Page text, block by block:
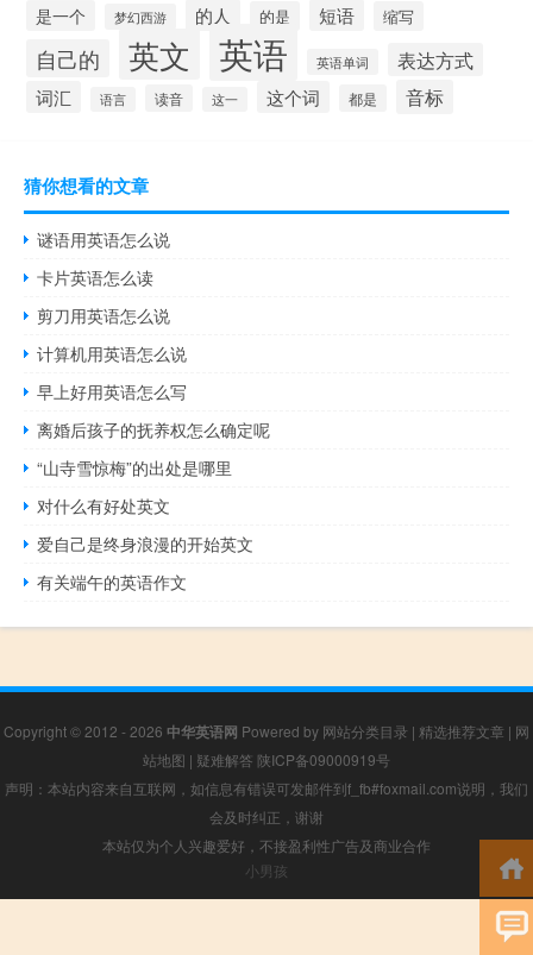
是一个 梦幻西游 的人 的是 短语 缩写
自己的 英文 英语 英语单词 表达方式
词汇 语言 读音 这一 这个词 都是 音标
猜你想看的文章
谜语用英语怎么说
卡片英语怎么读
剪刀用英语怎么说
计算机用英语怎么说
早上好用英语怎么写
离婚后孩子的抚养权怎么确定呢
“山寺雪惊梅”的出处是哪里
对什么有好处英文
爱自己是终身浪漫的开始英文
有关端午的英语作文
Copyright © 2012 - 2026 中华英语网 Powered by 网站分类目录 | 精选推荐文章 | 网
站地图 | 疑难解答 陕ICP备09000919号
声明：本站内容来自互联网，如信息有错误可发邮件到f_fb#foxmail.com说明，我们
会及时纠正，谢谢
本站仅为个人兴趣爱好，不接盈利性广告及商业合作
小男孩